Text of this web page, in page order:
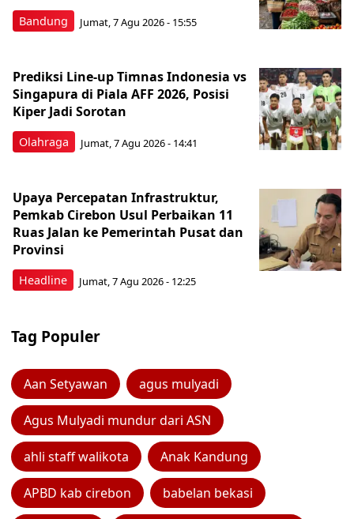
Bandung Jumat, 7 Agu 2026 - 15:55
Olahraga
Prediksi Line-up Timnas Indonesia vs
Singapura di Piala AFF 2026, Posisi
Kiper Jadi Sorotan
Jumat, 7 Agu 2026 - 14:41
Headline
Upaya Percepatan Infrastruktur,
Pemkab Cirebon Usul Perbaikan 11
Ruas Jalan ke Pemerintah Pusat dan
Provinsi
Jumat, 7 Agu 2026 - 12:25
Tag Populer
Aan Setyawan agus mulyadi
Agus Mulyadi mundur dari ASN
ahli staff walikota Anak Kandung
APBD kab cirebon babelan bekasi